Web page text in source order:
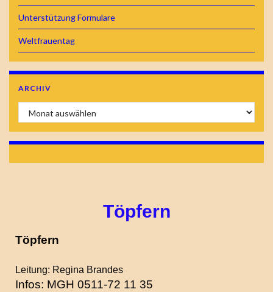
Unterstützung Formulare
Weltfrauentag
ARCHIV
Töpfern
Töpfern
Leitung: Regina Brandes
Infos: MGH 0511-72 11 35